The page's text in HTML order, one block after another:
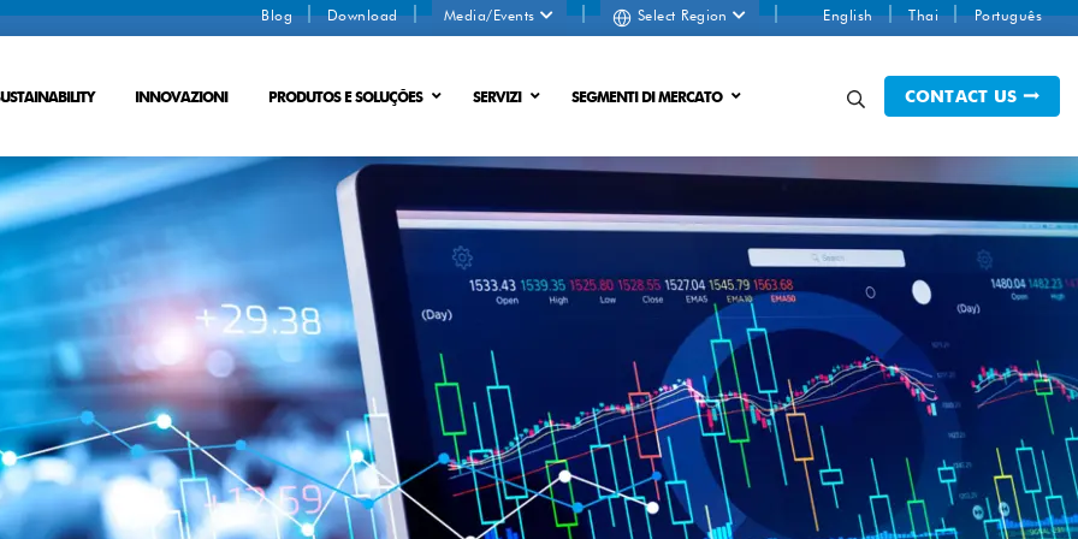
Blog Download Media/Events Select Region English Thai Português
INNOVAZIONI PRODUTOS E SOLUÇÕES
Sistemi di acque reflue
RICICLO DELL’ACQUA
ZERO SCARICO DI LIQUIDI
DISIDRATAZIONE FANGHI
RIFIUTO IN ENERGIA
PROCESSO DI SCAMBIO
Processo a membrana
Processo con membrana
SERVIZI SEGMENTI DI MERCATO CONTACT US